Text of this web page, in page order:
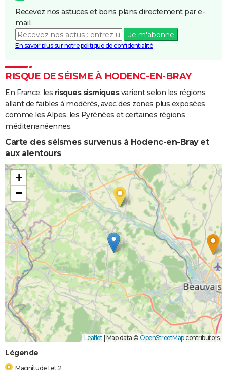
Recevez nos astuces et bons plans directement par e-
mail.
Je m'abonne
En savoir plus sur notre politique de confidentialité
RISQUE DE SÉISME À HODENC-EN-BRAY
En France, les risques sismiquesvarient selon les régions,
allant de faibles à modérés, avec des zones plus exposées
comme les Alpes, les Pyrénées et certaines régions
méditerranéennes.
Carte des séismes survenus à Hodenc-en-Bray et
aux alentours
+
−
Leaflet Map data © OpenStreetMapcontributors
Légende
Magnitude 1 et 2